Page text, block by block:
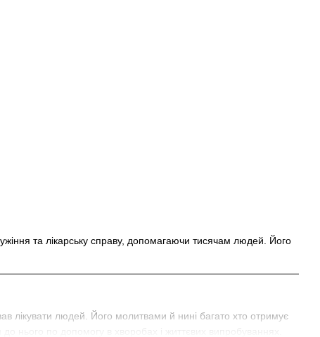
та лікарську справу, допомагаючи тисячам людей. Його
лікувати людей. Його молитвами й нині багато хто отримує
нього по допомогу в хворобах і життєвих випробуваннях.